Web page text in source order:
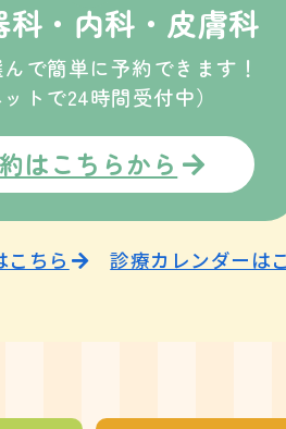
科・内科・皮膚科
で簡単に予約できます！
ットで24時間受付中）
はこちらから
こちら 診療カレンダーは